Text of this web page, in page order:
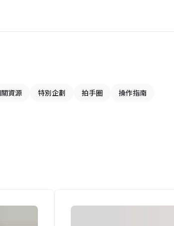
資源 特別企劃 拍手圈 操作指南